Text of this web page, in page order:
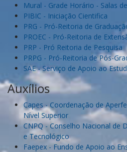
Mural - Grade Horário - Salas
PIBIC - Iniciação Cientifica
PRG - Pró-Reitoria de
PROEC - Pró-Reitoria de
PRP - Pró Reitoria de Pesquisa
PRPG - Pró-Reitoria de Pós-
SAE - Serviço de Apoio ao
Auxílios
Capes - Coordenação de
Nível Superior
CNPQ - Conselho Nacional de
e Tecnológico
Faepex - Fundo de Apoio ao